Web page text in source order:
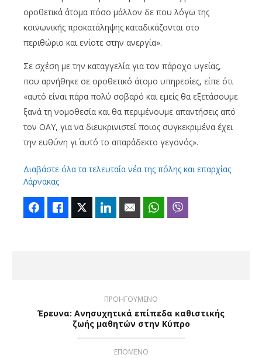
οροθετικά άτομα πόσο μάλλον δε που λόγω της
κοινωνικής προκατάληψης καταδικάζονται στο
περιθώριο και ενίοτε στην ανεργία».
Σε σχέση με την καταγγελία για τον πάροχο υγείας,
που αρνήθηκε σε οροθετικό άτομο υπηρεσίες, είπε ότι
«αυτό είναι πάρα πολύ σοβαρό και εμείς θα εξετάσουμε
ξανά τη νομοθεσία και θα περιμένουμε απαντήσεις από
τον ΟΑΥ, για να διευκρινιστεί ποιος συγκεκριμένα έχει
την ευθύνη γι΄ αυτό το απαράδεκτο γεγονός».
Διαβάστε όλα τα τελευταία νέα της πόλης και επαρχίας
Λάρνακας
FacebookLike Twitter LinkedIn Email WhatsApp
ΠΡΟΗΓΟΥΜΕΝΟ
Έρευνα: Ανησυχητικά επίπεδα καθιστικής
ζωής μαθητών στην Κύπρο
ΕΠΟΜΕΝΟ